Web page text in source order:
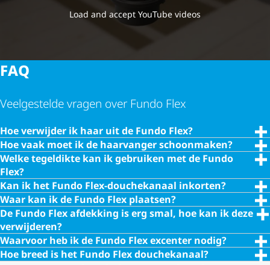
Load and accept YouTube videos
FAQ
Veelgestelde vragen over Fundo Flex
Hoe verwijder ik haar uit de Fundo Flex?
Hoe vaak moet ik de haarvanger schoonmaken?
Welke tegeldikte kan ik gebruiken met de Fundo
Flex?
Kan ik het Fundo Flex-douchekanaal inkorten?
Waar kan ik de Fundo Flex plaatsen?
De Fundo Flex afdekking is erg smal, hoe kan ik deze
verwijderen?
Waarvoor heb ik de Fundo Flex excenter nodig?
Hoe breed is het Fundo Flex douchekanaal?